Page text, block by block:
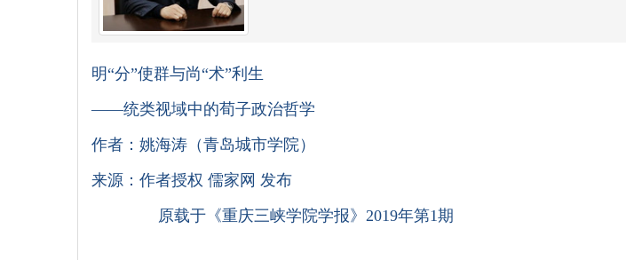
明“分”使群与尚“术”利生
——统类视域中的荀子政治哲学
作者：姚海涛（青岛城市学院）
来源：作者授权 儒家网 发布
原载于《重庆三峡学院学报》2019年第1期